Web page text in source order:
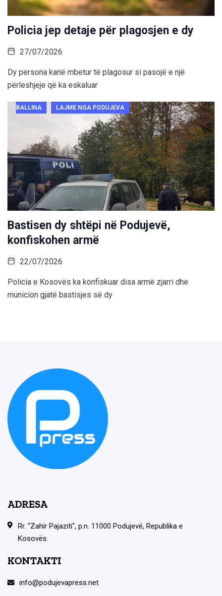
Policia jep detaje për plagosjen e dy
27/07/2026
Dy persona kanë mbetur të plagosur si pasojë e një
përleshjeje që ka eskaluar
BALLINA LAJME NGA PODUJEVA
Bastisen dy shtëpi në Podujevë,
konfiskohen armë
22/07/2026
Policia e Kosovës ka konfiskuar disa armë zjarri dhe
municion gjatë bastisjes së dy
ADRESA
Rr. "Zahir Pajaziti", p.n. 11000 Podujevë, Republika e
Kosovës.
KONTAKTI
info@podujevapress.net